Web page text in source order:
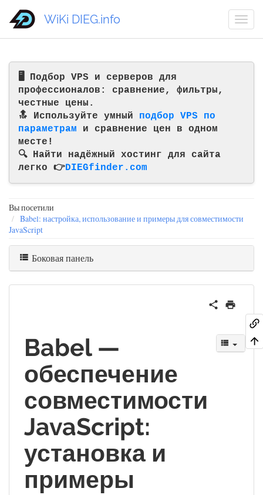
🖥️ Подбор VPS и серверов для
профессионалов: сравнение, фильтры,
честные цены.
🔝 Используйте умный подбор VPS по
параметрам и сравнение цен в одном
месте!
🔍 Найти надёжный хостинг для сайта
легко 👉DIEGfinder.com
WiKi DIEG.info
Вы посетили
Babel: настройка, использование и примеры для совместимости
JavaScript
Боковая панель
Babel —
обеспечение
совместимости
JavaScript:
установка и
примеры